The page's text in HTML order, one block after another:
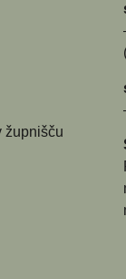
župnišču